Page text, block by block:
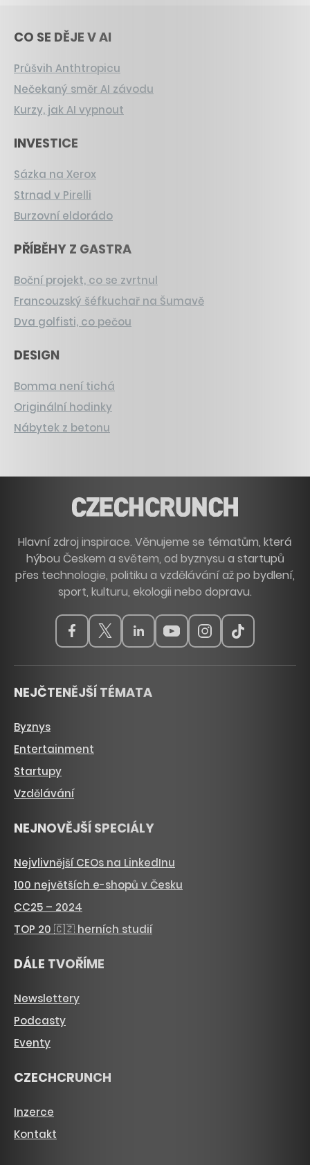
CO SE DĚJE V AI
Průšvih Anthtropicu
Nečekaný směr AI závodu
Kurzy, jak AI vypnout
INVESTICE
Sázka na Xerox
Strnad v Pirelli
Burzovní eldorádo
PŘÍBĚHY Z GASTRA
Boční projekt, co se zvrtnul
Francouzský šéfkuchař na Šumavě
Dva golfisti, co pečou
DESIGN
Bomma není tichá
Originální hodinky
Nábytek z betonu
Hlavní zdroj inspirace. Věnujeme se tématům, která
hýbou Českem a světem, od byznysu a startupů
přes technologie, politiku a vzdělávání až po bydlení,
sport, kulturu, ekologii nebo dopravu.
NEJČTENĚJŠÍ TÉMATA
Byznys
Entertainment
Startupy
Vzdělávání
NEJNOVĚJŠÍ SPECIÁLY
Nejvlivnější CEOs na LinkedInu
100 největších e-shopů v Česku
CC25 – 2024
TOP 20 🇨🇿 herních studií
DÁLE TVOŘÍME
Newslettery
Podcasty
Eventy
CZECHCRUNCH
Inzerce
Kontakt